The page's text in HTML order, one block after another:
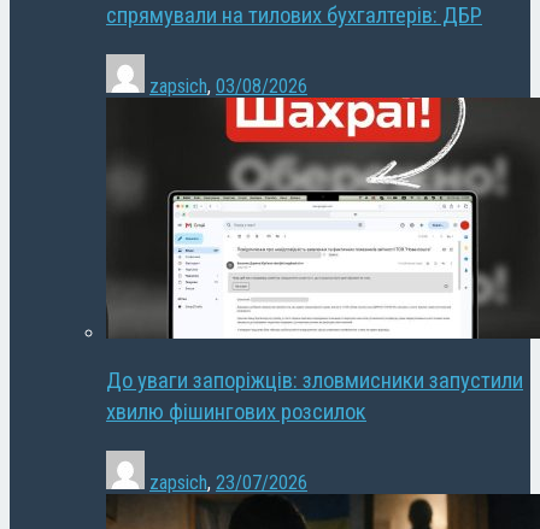
спрямували на тилових бухгалтерів: ДБР
zapsich, 03/08/2026
До уваги запоріжців: зловмисники запустили
хвилю фішингових розсилок
zapsich, 23/07/2026